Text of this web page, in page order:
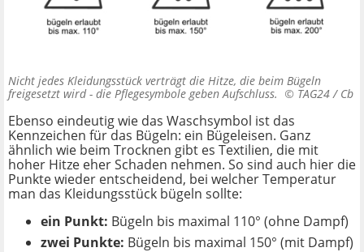
Nicht jedes Kleidungsstück verträgt die Hitze, die beim Bügeln
freigesetzt wird - die Pflegesymbole geben Aufschluss. © TAG24 / Cb
Ebenso eindeutig wie das Waschsymbol ist das
Kennzeichen für das Bügeln: ein Bügeleisen. Ganz
ähnlich wie beim Trocknen gibt es Textilien, die mit
hoher Hitze eher Schaden nehmen. So sind auch hier die
Punkte wieder entscheidend, bei welcher Temperatur
man das Kleidungsstück bügeln sollte:
ein Punkt: Bügeln bis maximal 110° (ohne Dampf)
zwei Punkte: Bügeln bis maximal 150° (mit Dampf)